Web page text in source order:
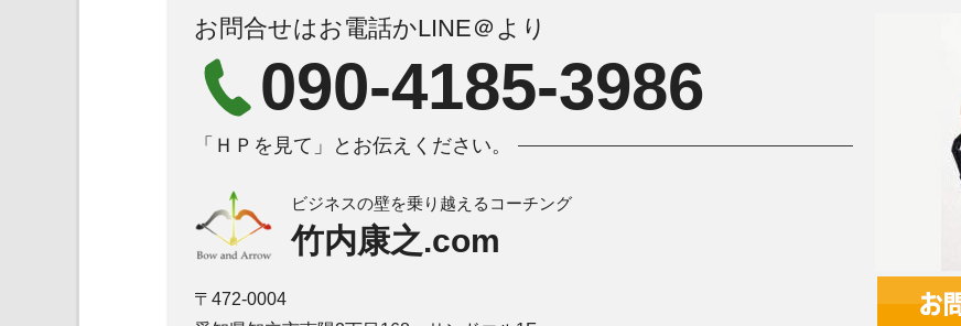
お問合せはお電話かLINE＠より
090-4185-3986
「ＨＰを見て」とお伝えください。
ビジネスの壁を乗り越えるコーチング
竹内康之.com
〒472-0004